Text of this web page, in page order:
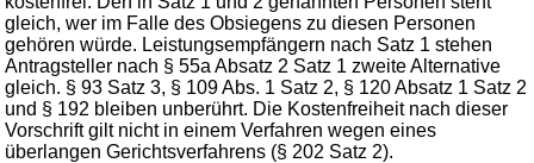
gleich, wer im Falle des Obsiegens zu diesen Personen
gehören würde. Leistungsempfängern nach Satz 1 stehen
Antragsteller nach § 55a Absatz 2 Satz 1 zweite Alternative
gleich. § 93 Satz 3, § 109 Abs. 1 Satz 2, § 120 Absatz 1 Satz 2
und § 192 bleiben unberührt. Die Kostenfreiheit nach dieser
Vorschrift gilt nicht in einem Verfahren wegen eines
überlangen Gerichtsverfahrens (§ 202 Satz 2).